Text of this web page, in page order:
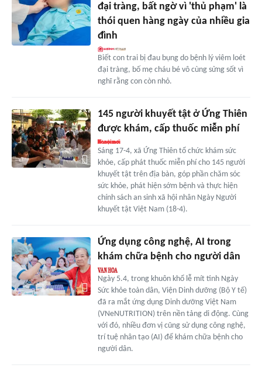
đại tràng, bất ngờ vì 'thủ phạm' là
thói quen hàng ngày của nhiều gia
đình
Biết con trai bị đau bụng do bệnh lý viêm loét
đại tràng, bố mẹ cháu bé vô cùng sửng sốt vì
nghĩ rằng con còn nhỏ.
145 người khuyết tật ở Ứng Thiên
được khám, cấp thuốc miễn phí
Sáng 17-4, xã Ứng Thiên tổ chức khám sức
khỏe, cấp phát thuốc miễn phí cho 145 người
khuyết tật trên địa bàn, góp phần chăm sóc
sức khỏe, phát hiện sớm bệnh và thực hiện
chính sách an sinh xã hội nhân Ngày Người
khuyết tật Việt Nam (18-4).
Ứng dụng công nghệ, AI trong
khám chữa bệnh cho người dân
Ngày 5.4, trong khuôn khổ lễ mít tinh Ngày
Sức khỏe toàn dân, Viện Dinh dưỡng (Bộ Y tế)
đã ra mắt ứng dụng Dinh dưỡng Việt Nam
(VNeNUTRITION) trên nền tảng di động. Cùng
với đó, nhiều đơn vị cũng sử dụng công nghệ,
trí tuệ nhân tạo (AI) để khám chữa bệnh cho
người dân.